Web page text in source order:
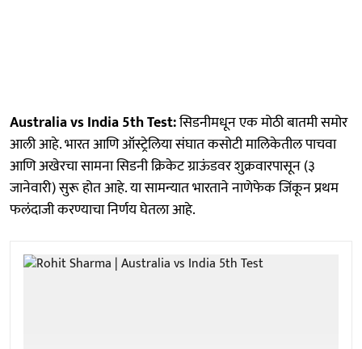
Australia vs India 5th Test:सिडनीमधून एक मोठी बातमी समोर
आली आहे. भारत आणि ऑस्ट्रेलिया संघात कसोटी मालिकेतील पाचवा
आणि अखेरचा सामना सिडनी क्रिकेट ग्राऊंडवर शुक्रवारपासून (३
जानेवारी) सुरू होत आहे. या सामन्यात भारताने नाणेफेक जिंकून प्रथम
फलंदाजी करण्याचा निर्णय घेतला आहे.